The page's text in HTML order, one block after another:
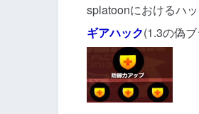
splatoonにおけるハ
ギアハック(1.3の偽